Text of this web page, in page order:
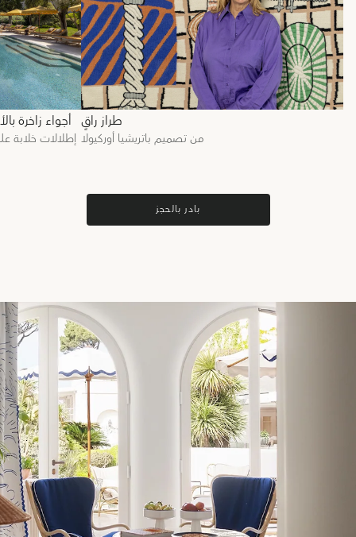
طراز راقٍ
من تصميم باتريشيا أوركيولا
أجواء زاخرة
إطلالات خلابة
بادر بالحجز